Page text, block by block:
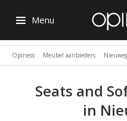
Menu
Opiness Meubel aanbieders
Seats and
in